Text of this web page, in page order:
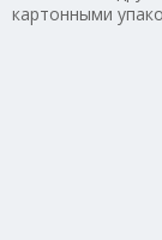
картонными